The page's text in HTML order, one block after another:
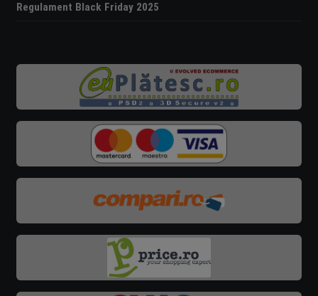
Regulament Black Friday 2025